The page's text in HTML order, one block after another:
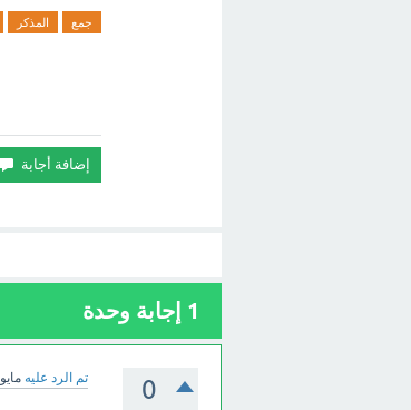
جمع المذكر
1 إجابة وحدة
0 تم الرد عليه مايو 4، 2024